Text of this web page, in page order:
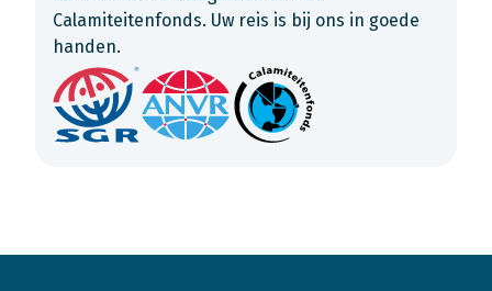
Calamiteitenfonds. Uw reis is bij ons in goede
handen.